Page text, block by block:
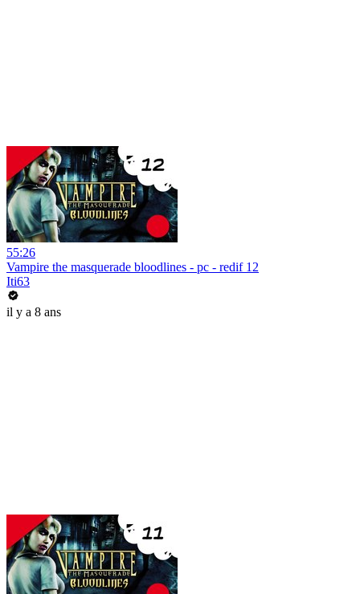
55:26
Vampire the masquerade bloodlines - pc - redif 12
Iti63
il y a 8 ans